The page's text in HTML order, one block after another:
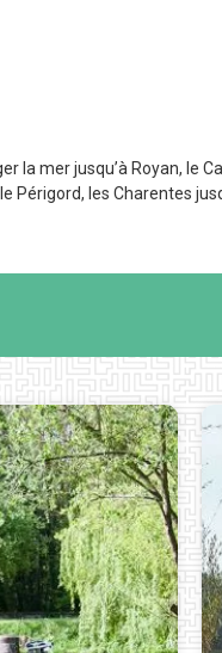
la mer jusqu’à Royan, le
Périgord, les Charentes